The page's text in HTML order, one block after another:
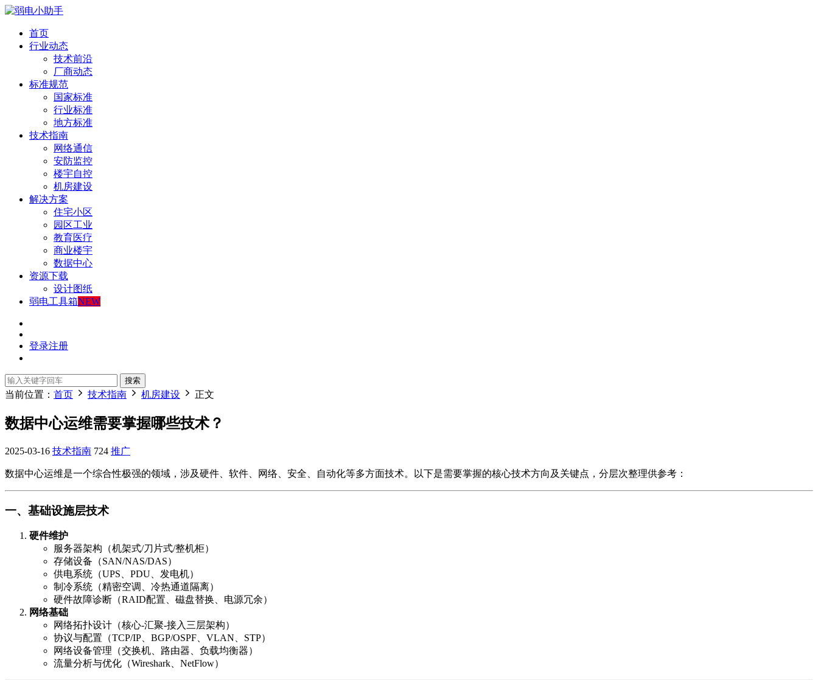
首页
行业动态
技术前沿
厂商动态
标准规范
国家标准
行业标准
地方标准
技术指南
网络通信
安防监控
楼宇自控
机房建设
解决方案
住宅小区
园区工业
教育医疗
商业楼宇
数据中心
资源下载
设计图纸
弱电工具箱NEW
登录注册
搜索
当前位置： 首页 技术指南 机房建设 正文
数据中心运维需要掌握哪些技术？
2025-03-16 技术指南 724 推广
数据中心运维是一个综合性极强的领域，涉及硬件、软件、网络、安全、自动化等多方面技术。以下是需要掌握的核心技术方向及关键点，分层次整理供参考：
一、基础设施层技术
硬件维护
服务器架构（机架式/刀片式/整机柜）
存储设备（SAN/NAS/DAS）
供电系统（UPS、PDU、发电机）
制冷系统（精密空调、冷热通道隔离）
硬件故障诊断（RAID配置、磁盘替换、电源冗余）
网络基础
网络拓扑设计（核心-汇聚-接入三层架构）
协议与配置（TCP/IP、BGP/OSPF、VLAN、STP）
网络设备管理（交换机、路由器、负载均衡器）
流量分析与优化（Wireshark、NetFlow）